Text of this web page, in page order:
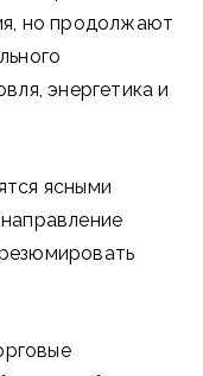
но продолжают
энергетика и
ясными